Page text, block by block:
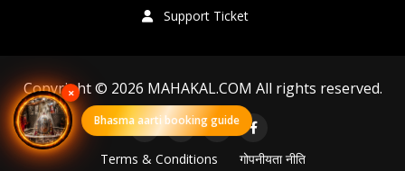
Support Ticket
Copyright © 2026 MAHAKAL.COM All rights reserved.
Terms & Conditions गोपनीयता नीति
×
Bhasma aarti booking guide